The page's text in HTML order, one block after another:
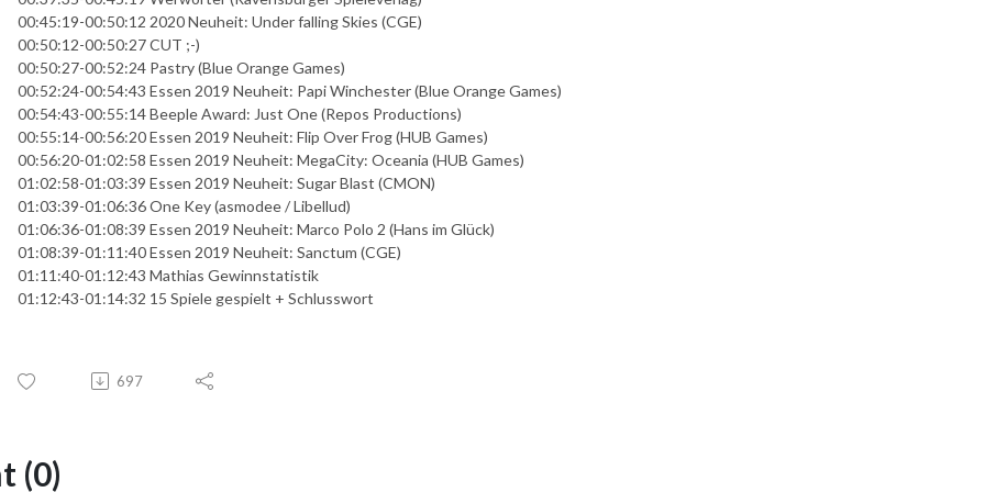
00:45:19-00:50:12 2020 Neuheit: Under falling Skies (CGE)
00:50:12-00:50:27 CUT ;-)
00:50:27-00:52:24 Pastry (Blue Orange Games)
00:52:24-00:54:43 Essen 2019 Neuheit: Papi Winchester (Blue Orange Games)
00:54:43-00:55:14 Beeple Award: Just One (Repos Productions)
00:55:14-00:56:20 Essen 2019 Neuheit: Flip Over Frog (HUB Games)
00:56:20-01:02:58 Essen 2019 Neuheit: MegaCity: Oceania (HUB Games)
01:02:58-01:03:39 Essen 2019 Neuheit: Sugar Blast (CMON)
01:03:39-01:06:36 One Key (asmodee / Libellud)
01:06:36-01:08:39 Essen 2019 Neuheit: Marco Polo 2 (Hans im Glück)
01:08:39-01:11:40 Essen 2019 Neuheit: Sanctum (CGE)
01:11:40-01:12:43 Mathias Gewinnstatistik
01:12:43-01:14:32 15 Spiele gespielt + Schlusswort
697
(0)